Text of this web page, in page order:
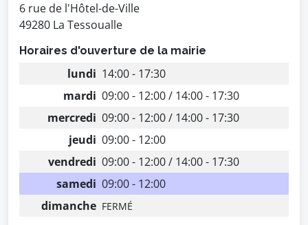
6 rue de l'Hôtel-de-Ville
49280 La Tessoualle
Horaires d'ouverture de la mairie
lundi 14:00 - 17:30
mardi 09:00 - 12:00 / 14:00 - 17:30
mercredi 09:00 - 12:00 / 14:00 - 17:30
jeudi 09:00 - 12:00
vendredi 09:00 - 12:00 / 14:00 - 17:30
samedi 09:00 - 12:00
dimanche FERMÉ